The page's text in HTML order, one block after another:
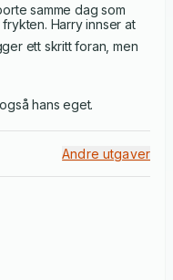
samme dag som
Harry innser at
ett skritt foran, men
hans eget.
Andre utgaver